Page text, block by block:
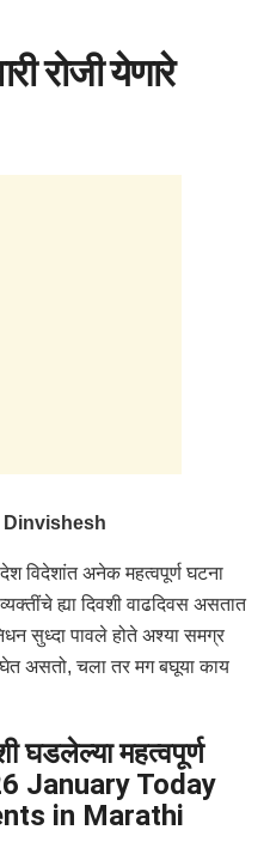
रोजी येणारे
विदेशांत अनेक महत्वपूर्ण घटना
ह्या दिवशी वाढदिवस असतात
सुध्दा पावले होते अश्या समग्र
असतो, चला तर मग बघूया काय
घडलेल्या महत्वपूर्ण
January Today
in Marathi